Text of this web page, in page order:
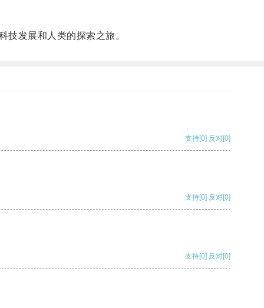
发展和人类的探索之旅。
支持[0] 反对[0]
支持[0] 反对[0]
支持[0] 反对[0]